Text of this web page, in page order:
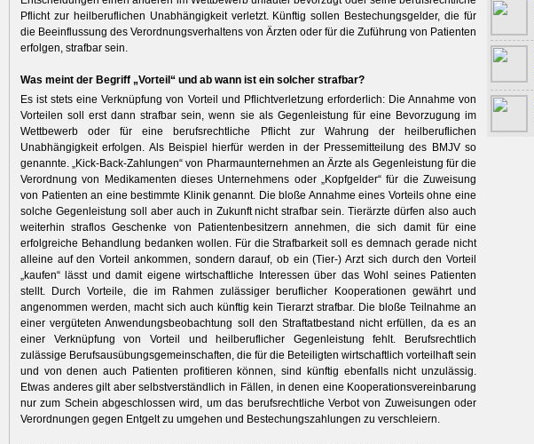
Pflicht zur heilberuflichen Unabhängigkeit verletzt. Künftig sollen Bestechungsgelder, die für
die Beeinflussung des Verordnungsverhaltens von Ärzten oder für die Zuführung von Patienten
erfolgen, strafbar sein.
Was meint der Begriff „Vorteil“ und ab wann ist ein solcher strafbar?
Es ist stets eine Verknüpfung von Vorteil und Pflichtverletzung erforderlich: Die Annahme von
Vorteilen soll erst dann strafbar sein, wenn sie als Gegenleistung für eine Bevorzugung im
Wettbewerb oder für eine berufsrechtliche Pflicht zur Wahrung der heilberuflichen
Unabhängigkeit erfolgen. Als Beispiel hierfür werden in der Pressemitteilung des BMJV so
genannte. „Kick-Back-Zahlungen“ von Pharmaunternehmen an Ärzte als Gegenleistung für die
Verordnung von Medikamenten dieses Unternehmens oder „Kopfgelder“ für die Zuweisung
von Patienten an eine bestimmte Klinik genannt. Die bloße Annahme eines Vorteils ohne eine
solche Gegenleistung soll aber auch in Zukunft nicht strafbar sein. Tierärzte dürfen also auch
weiterhin straflos Geschenke von Patientenbesitzern annehmen, die sich damit für eine
erfolgreiche Behandlung bedanken wollen. Für die Strafbarkeit soll es demnach gerade nicht
alleine auf den Vorteil ankommen, sondern darauf, ob ein (Tier-) Arzt sich durch den Vorteil
„kaufen“ lässt und damit eigene wirtschaftliche Interessen über das Wohl seines Patienten
stellt. Durch Vorteile, die im Rahmen zulässiger beruflicher Kooperationen gewährt und
angenommen werden, macht sich auch künftig kein Tierarzt strafbar. Die bloße Teilnahme an
einer vergüteten Anwendungsbeobachtung soll den Straftatbestand nicht erfüllen, da es an
einer Verknüpfung von Vorteil und heilberuflicher Gegenleistung fehlt. Berufsrechtlich
zulässige Berufsausübungs­gemeinschaften, die für die Beteiligten wirtschaftlich vorteilhaft sein
und von denen auch Patienten profitieren können, sind künftig ebenfalls nicht unzulässig.
Etwas anderes gilt aber selbstverständlich in Fällen, in denen eine Kooperationsvereinbarung
nur zum Schein abgeschlossen wird, um das berufsrechtliche Verbot von Zuweisungen oder
Verordnungen gegen Entgelt zu umgehen und Bestechungs­zahlungen zu verschleiern.